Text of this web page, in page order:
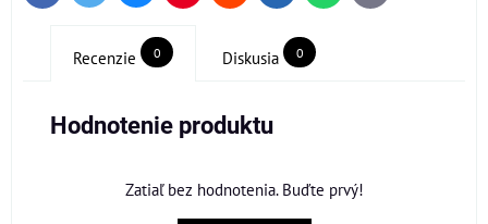
mail
Recenzie 0 Diskusia 0
Hodnotenie produktu
Zatiaľ bez hodnotenia. Buďte prvý!